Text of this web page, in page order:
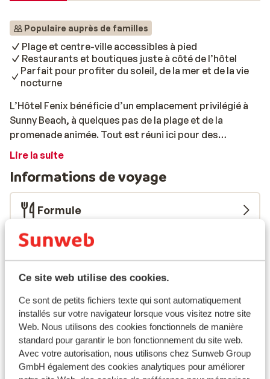
Ce site web utilise des cookies.
Ce sont de petits fichiers texte qui sont automatiquement
installés sur votre navigateur lorsque vous visitez notre site
Web. Nous utilisons des cookies fonctionnels de manière
standard pour garantir le bon fonctionnement du site web.
Avec votre autorisation, nous utilisons chez Sunweb Group
GmbH également des cookies analytiques pour améliorer
Populaire auprès de familles
Plage et centre-ville accessibles à pied
Restaurants et boutiques juste à côté de l’hôtel
Parfait pour profiter du soleil, de la mer et de la vie
nocturne
L’Hôtel Fenix bénéficie d’un emplacement privilégié à
Sunny Beach, à quelques pas de la plage et de la
promenade animée. Tout est réuni ici pour des
vacances au soleil en toute détente: une piscine avec
et une aire de jeux. Boutiques, restaurants et lieux de
divertissement se trouvent juste à côté pour ceux qui
aiment l’animation. Les chambres sont confortables et
disposent d’un balcon – parfait pour se détendre après
une journée ensoleillée à la plage. Côté gastronomie,
vous profiterez d’un restaurant buffet, d’un bar dans
le hall et d’un bar près de la piscine. Envie de bouger un
peu? Une salle de sport est à votre disposition, ou
laissez-vous choyer avec un massage. À proximité, ne
manquez pas de visiter la charmante ville de Nessebar,
une excursion incontournable.
Lire la suite
Informations de voyage
Formule
Infos vol
Ce que les clients pensent
Ce sont des avis clients 100 % authentiques qui
reflètent fidèlement leur expérience avec notre
produit. En savoir plus sur les avis
4.8 Passable
22 avis